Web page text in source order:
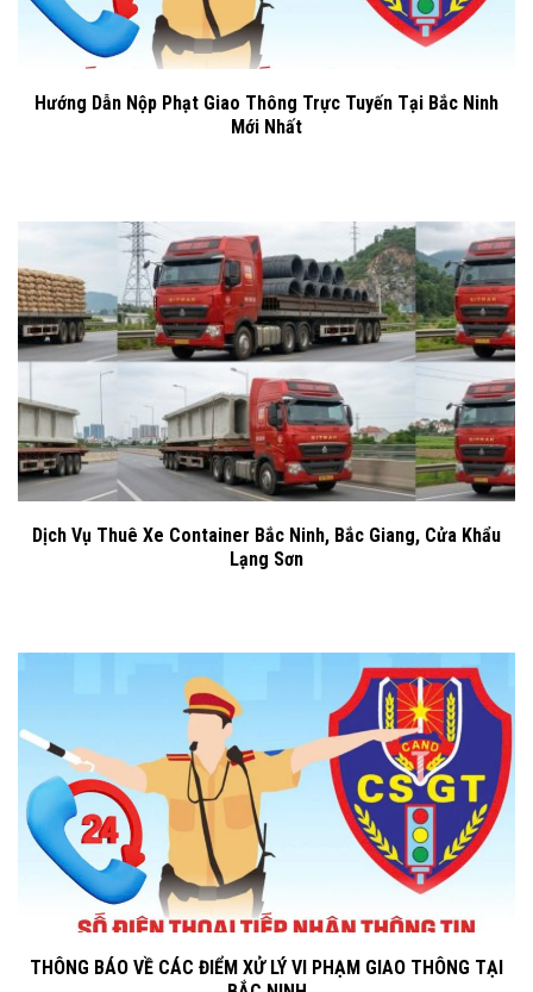
Hướng Dẫn Nộp Phạt Giao Thông Trực Tuyến Tại Bắc Ninh
Mới Nhất
Dịch Vụ Thuê Xe Container Bắc Ninh, Bắc Giang, Cửa Khẩu
Lạng Sơn
THÔNG BÁO VỀ CÁC ĐIỂM XỬ LÝ VI PHẠM GIAO THÔNG TẠI